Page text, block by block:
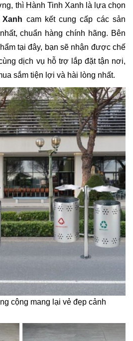
thì Hành Tinh Xanh là lựa chọn
Xanh cam kết cung cấp các sản
chuẩn hàng chính hãng. Bên
tại đây, bạn sẽ nhận được chế
dịch vụ hỗ trợ lắp đặt tận nơi,
sắm tiện lợi và hài lòng nhất.
cộng mang lại vẻ đẹp cảnh